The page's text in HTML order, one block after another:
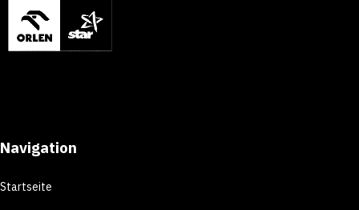
Navigation
Startseite